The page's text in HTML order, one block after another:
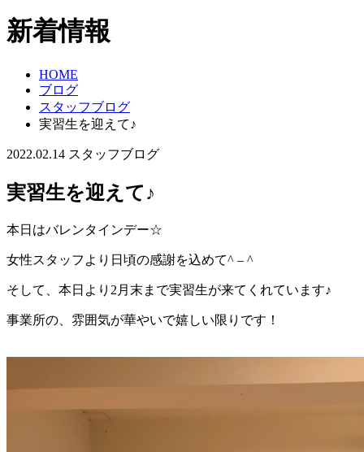
新着情報
HOME
ブログ
スタッフブログ
実習生を迎えて♪
2022.02.14 スタッフブログ
実習生を迎えて♪
本日はバレンタインデー☆
女性スタッフより日頃の感謝を込めて^ – ^
そして、本日より2月末まで実習生が来てくれています♪
事業所の、雰囲気が華やいで嬉しい限りです！